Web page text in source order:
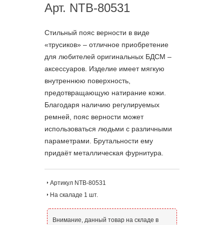
Арт. NTB-80531
Стильный пояс верности в виде
«трусиков» – отличное приобретение
для любителей оригинальных БДСМ –
аксессуаров. Изделие имеет мягкую
внутреннюю поверхность,
предотвращающую натирание кожи.
Благодаря наличию регулируемых
ремней, пояс верности может
использоваться людьми с различными
параметрами. Брутальности ему
придаёт металлическая фурнитура.
Артикул NTB-80531
На скаладе 1 шт.
Внимание, данный товар на складе в